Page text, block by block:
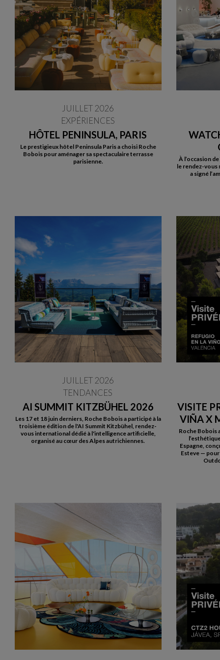
HÔTEL PENINSULA, PARIS
JUILLET 2026
EXPÉRIENCES
Le prestigieux hôtel Peninsula Paris a choisi Roche
Bobois pour aménager sa spectaculaire terrasse
parisienne.
À l’occasion
le rendez-vous
a signé
AI SUMMIT KITZBÜHEL 2026
JUILLET 2026
TENDANCES
Les 17 et 18 juin derniers, Roche Bobois a participé à la
troisième édition de l'AI Summit Kitzbühel, rendez-
vous international dédié à l'intelligence artificielle,
organisé au cœur des Alpes autrichiennes.
VISITE
VIÑA X
Roche Bobois
Espagne,
Esteve — pour